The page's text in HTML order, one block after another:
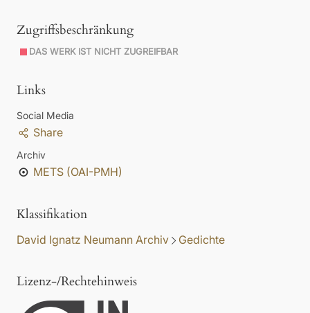
Zugriffsbeschränkung
DAS WERK IST NICHT ZUGREIFBAR
Links
Social Media
Share
Archiv
METS (OAI-PMH)
Klassifikation
David Ignatz Neumann Archiv Gedichte
Lizenz-/Rechtehinweis